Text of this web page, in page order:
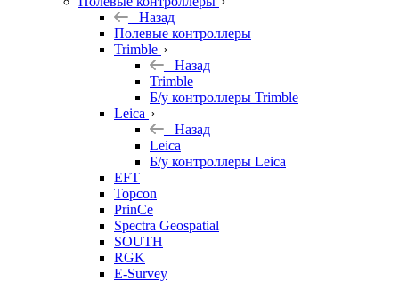
Назад
Полевые контроллеры
Trimble
Назад
Trimble
Б/у контроллеры Trimble
Leica
Назад
Leica
Б/у контроллеры Leica
EFT
Topcon
PrinCe
Spectra Geospatial
SOUTH
RGK
E-Survey